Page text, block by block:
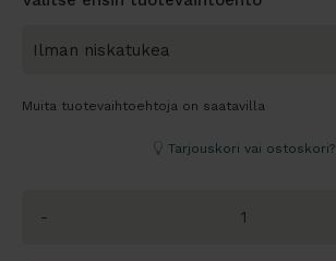
Muita tuotevaihtoehtoja on saatavilla
Tarjouskori vai ostoskori?
-